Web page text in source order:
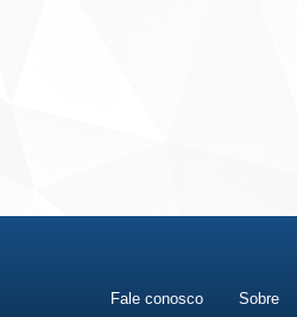
Fale conosco Sobre